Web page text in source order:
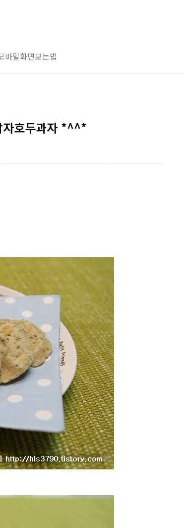
바일화면보는법
자호두과자 *^^*